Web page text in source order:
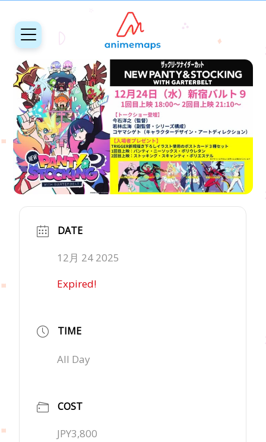
DATE
12月 24 2025
Expired!
TIME
All Day
COST
JPY3,800